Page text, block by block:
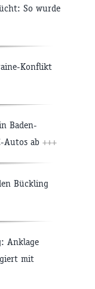
So wurde
Konflikt
Baden-
Autos ab +++
Bückling
Anklage
mit